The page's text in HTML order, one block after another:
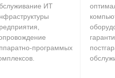
ИТ
программых